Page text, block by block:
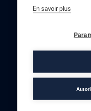
En savoir plus